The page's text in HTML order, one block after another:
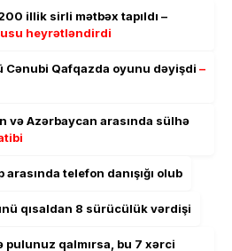
illik sirli mətbəx tapıldı –
heyrətləndirdi
Cənubi Qafqazda oyunu dəyişdi –
və Azərbaycan arasında sülhə
telefon danışığı olub
qısaldan 8 sürücülük vərdişi
pulunuz qalmırsa, bu 7 xərci